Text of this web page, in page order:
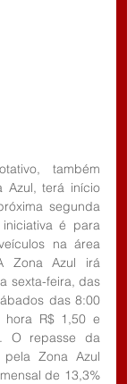
também
Azul, terá início
segunda
é para
na área
Zona Azul irá
sexta-feira, das
das 8:00
hora R$ 1,50 e
O repasse da
pela Zona Azul
de 13,3%